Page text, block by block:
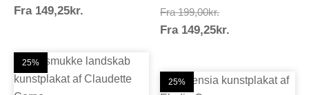
199,00kr.
Fra 149,25kr. Fra 199,00kr.Prisinterval:
199,00kr.
Fra 149,25kr.
25%
25%